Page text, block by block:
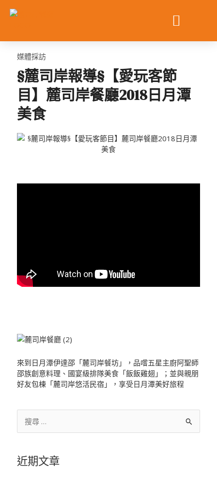
媒體採訪
§麓司岸報導§【愛玩客節
目】麓司岸餐廳2018日月潭
美食
來到日月潭伊達邵「麓司岸餐坊」，品嚐五星主廚阿聖師
邵族創意料理、國宴級排隊美食「飯飯雞翅」；並與親朋
好友包棟「麓司岸悠活民宿」，享受日月潭美好旅程
尋
鍵
字:
近期文章